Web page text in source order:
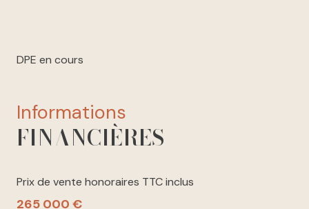
DPE en cours
informations
FINANCIÈRES
Prix de vente honoraires TTC inclus
265 000 €